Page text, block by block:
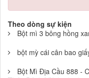
Theo dòng sự kiện
Bột mì 3 bông hồng
bột mỳ cái cân bao
Bột Mì Địa Cầu 888 -